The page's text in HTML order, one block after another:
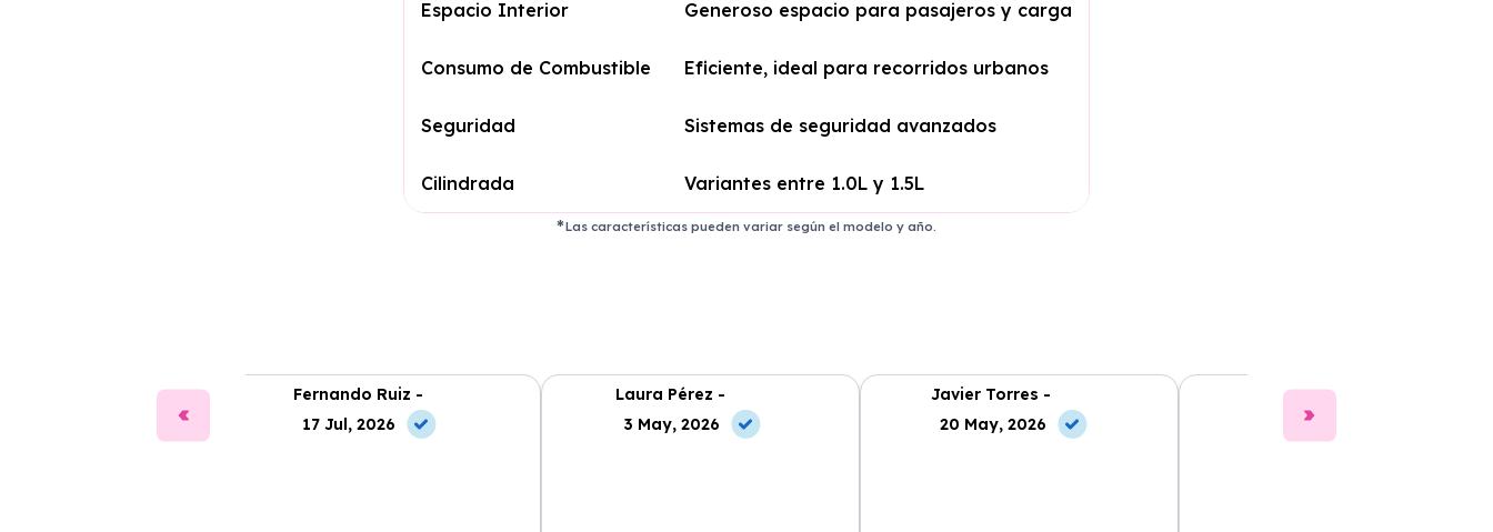
Espacio Interior Generoso espacio para pasajeros y carga
Consumo de Combustible Eficiente, ideal para recorridos urbanos
Seguridad Sistemas de seguridad avanzados
Cilindrada Variantes entre 1.0L y 1.5L
Las características pueden variar según el modelo y año.
Fernando Ruiz -
17 Jul, 2026
Laura Pérez -
3 May, 2026
Javier Torres -
20 May, 2026
Clara Gómez -
10 Jun, 2026